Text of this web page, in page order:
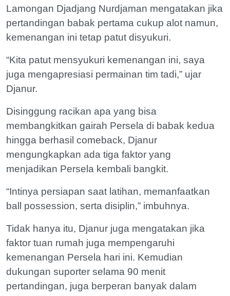
Lamongan Djadjang Nurdjaman mengatakan jika
pertandingan babak pertama cukup alot namun,
kemenangan ini tetap patut disyukuri.
“Kita patut mensyukuri kemenangan ini, saya
juga mengapresiasi permainan tim tadi,” ujar
Djanur.
Disinggung racikan apa yang bisa
membangkitkan gairah Persela di babak kedua
hingga berhasil comeback, Djanur
mengungkapkan ada tiga faktor yang
menjadikan Persela kembali bangkit.
“Intinya persiapan saat latihan, memanfaatkan
ball possession, serta disiplin,” imbuhnya.
Tidak hanya itu, Djanur juga mengatakan jika
faktor tuan rumah juga mempengaruhi
kemenangan Persela hari ini. Kemudian
dukungan suporter selama 90 menit
pertandingan, juga berperan banyak dalam